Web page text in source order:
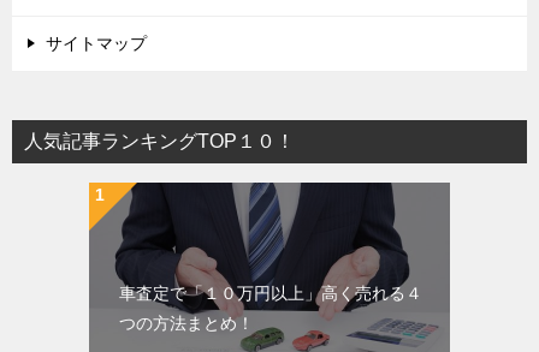
サイトマップ
人気記事ランキングTOP１０！
車査定で「１０万円以上」高く売れる４
つの方法まとめ！